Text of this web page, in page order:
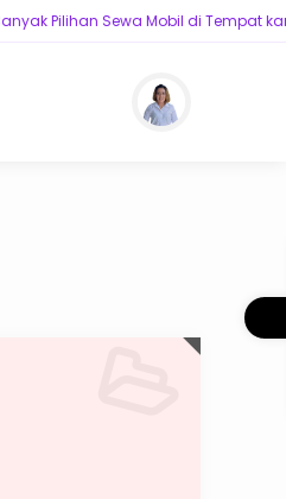
Pilihan Sewa Mobil di Tempat